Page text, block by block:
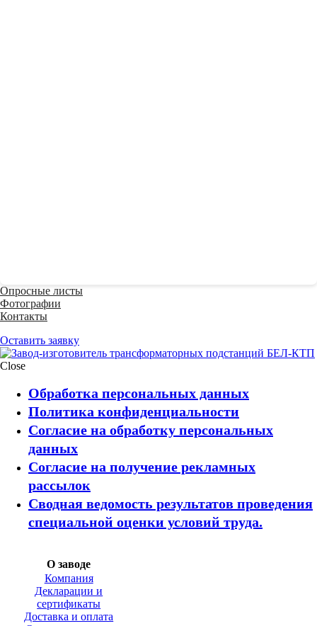
Опросные листы
Фотографии
Контакты
Оставить заявку
Close
Обработка персональных данных
Политика конфиденциальности
Согласие на обработку персональных
данных
Согласие на получение рекламных
рассылок
Сводная ведомость результатов проведения
специальной оценки условий труда.
О заводе
Компания
Декларации и
сертификаты
Доставка и оплата